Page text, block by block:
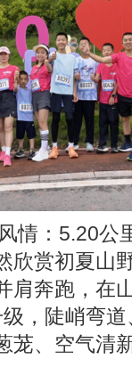
情：5.20公
欣赏初夏山
肩奔跑，在
，陡峭弯
茏、空气清